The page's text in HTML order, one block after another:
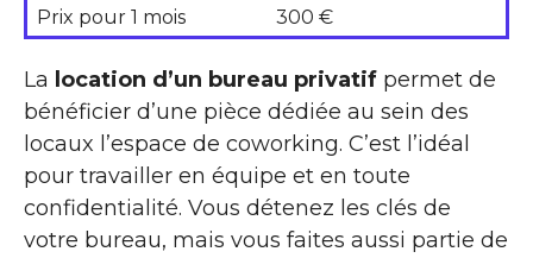
Prix pour 1 mois
300 €
La location d’un bureau privatif permet de
bénéficier d’une pièce dédiée au sein des
locaux l’espace de coworking. C’est l’idéal
pour travailler en équipe et en toute
confidentialité. Vous détenez les clés de
votre bureau, mais vous faites aussi partie de